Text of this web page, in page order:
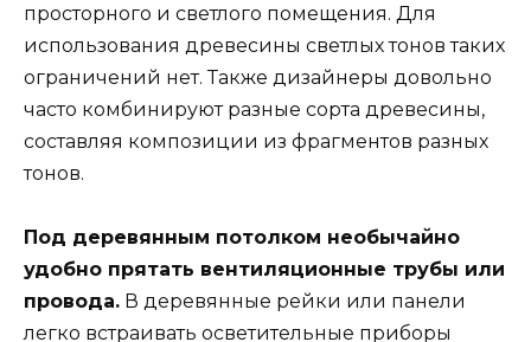
просторного и светлого помещения. Для
использования древесины светлых тонов таких
ограничений нет. Также дизайнеры довольно
часто комбинируют разные сорта древесины,
составляя композиции из фрагментов разных
тонов.
Под деревянным потолком необычайно
удобно прятать вентиляционные трубы или
провода. В деревянные рейки или панели
легко встраивать осветительные приборы